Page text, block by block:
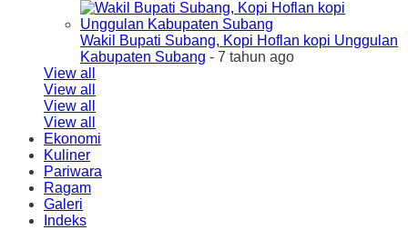
Wakil Bupati Subang, Kopi Hoflan kopi Unggulan
Kabupaten Subang - 7 tahun ago
View all
View all
View all
View all
Ekonomi
Kuliner
Pariwara
Ragam
Galeri
Indeks